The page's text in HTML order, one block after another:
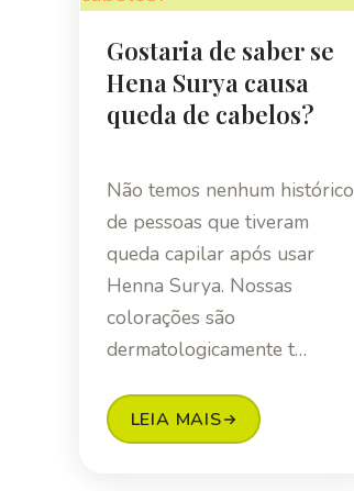
Gostaria de saber se
Hena Surya causa
queda de cabelos?
Não temos nenhum histórico
de pessoas que tiveram
queda capilar após usar
Henna Surya. Nossas
colorações são
dermatologicamente t…
LEIA MAIS